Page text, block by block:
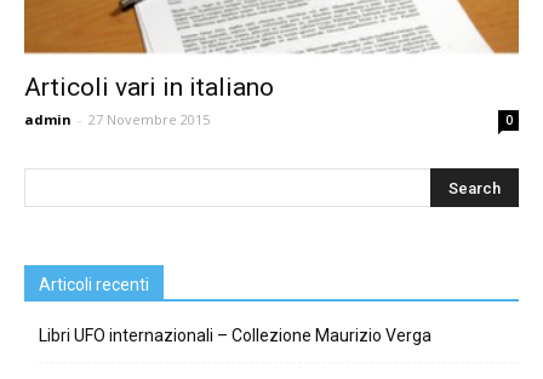
Articoli vari in italiano
admin - 27 Novembre 2015 0
Articoli recenti
Libri UFO internazionali – Collezione Maurizio Verga